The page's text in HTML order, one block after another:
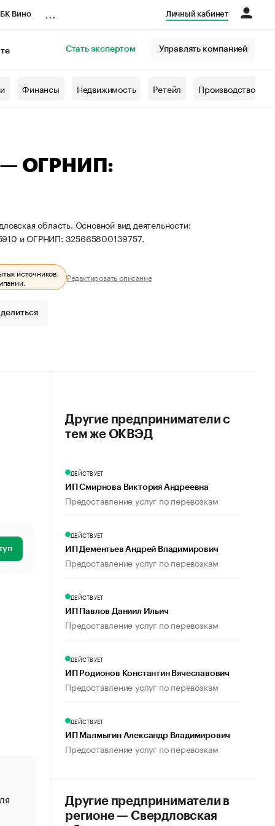
Вино Личный кабинет
Стать экспертом Управлять компанией
Финансы Недвижимость Ретейл Производство
— ОГРНИП:
область. Основной вид деятельности:
и ОГРНИП: 325665800139757.
источников.
Редактировать описание
«От спорта тело стареет иначе». Как живет глава
создавшей GTA
Другие предприниматели с
тем же ОКВЭД
ДЕЙСТВУЕТ
ИП Смирнова Виктория Андреевна
Предоставление услуг по перевозкам
ДЕЙСТВУЕТ
ИП Дементьев Андрей Владимирович
Предоставление услуг по перевозкам
ДЕЙСТВУЕТ
ИП Павлов Даниил Ильич
Предоставление услуг по перевозкам
ДЕЙСТВУЕТ
ИП Родионов Константин Вячеславович
Предоставление услуг по перевозкам
ДЕЙСТВУЕТ
ИП Малмыгин Александр Владимирович
Предоставление услуг по перевозкам
Другие предприниматели в
регионе — Свердловская